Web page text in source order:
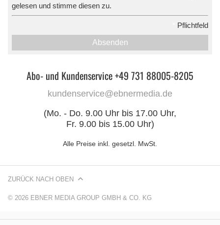
gelesen und stimme diesen zu.
Pflichtfeld
Absenden
Abo- und Kundenservice +49 731 88005-8205
kundenservice@ebnermedia.de
(Mo. - Do. 9.00 Uhr bis 17.00 Uhr,
Fr. 9.00 bis 15.00 Uhr)
Alle Preise inkl. gesetzl. MwSt.
© 2026 EBNER MEDIA GROUP GMBH & CO. KG
ZURÜCK NACH OBEN